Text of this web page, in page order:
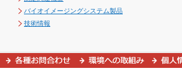
バイオイメージングシステム製品
技術情報